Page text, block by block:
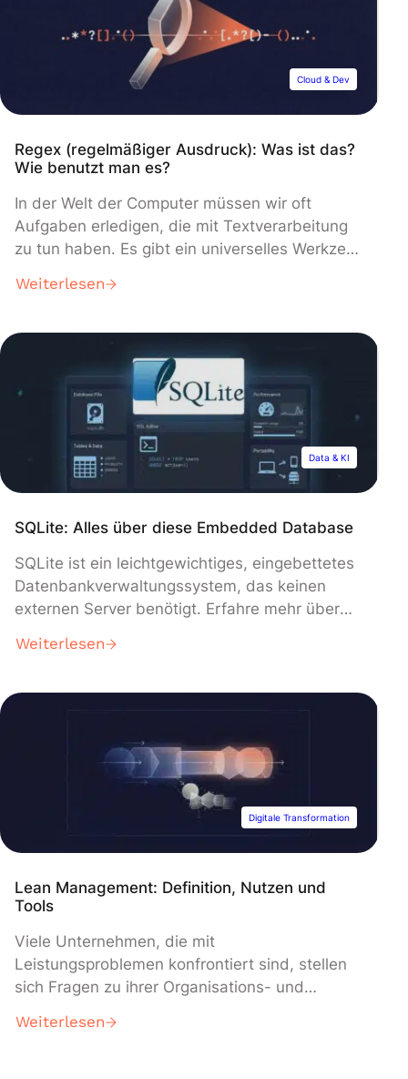
Marktes zu reagieren. Im […]
Cloud & Dev
Regex (regelmäßiger Ausdruck): Was ist das?
Wie benutzt man es?
In der Welt der Computer müssen wir oft
Aufgaben erledigen, die mit Textverarbeitung
zu tun haben. Es gibt ein universelles Werkzeug
Lösungen in diesem Bereich anbietet. Reguläre
da sie manchmal etwas verwirrend aussehen.
Was ist Regex? Ein regulärer Ausdruck, auch
umgangssprachlich Regex genannt, ist […]
Weiterlesen
Data & KI
SQLite: Alles über diese Embedded Database
SQLite ist ein leichtgewichtiges, eingebettetes
Datenbankverwaltungssystem, das keinen
externen Server benötigt. Erfahre mehr über
und seinen Nutzen für die Data Science!
unverzichtbares Werkzeug, vor allem für Data
Daten strukturiert in Tabellen zu speichern,
was die Manipulation und das Abrufen von
Informationen erleichtert. Traditionelle […]
Weiterlesen
Digitale Transformation
Lean Management: Definition, Nutzen und
Tools
Viele Unternehmen, die mit
Leistungsproblemen konfrontiert sind, stellen
sich Fragen zu ihrer Organisations- und
scheint die Einführung eines Lean
Weiterlesen